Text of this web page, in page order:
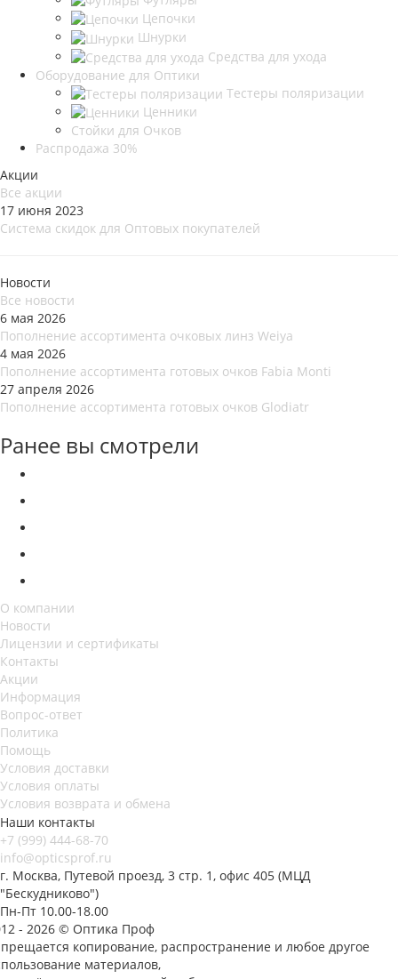
Цепочки
Шнурки
Средства для ухода
Оборудование для Оптики
Тестеры поляризации
Ценники
Стойки для Очков
Распродажа 30%
Акции
Все акции
17 июня 2023
Система скидок для Оптовых покупателей
Новости
Все новости
6 мая 2026
Пополнение ассортимента очковых линз Weiya
4 мая 2026
Пополнение ассортимента готовых очков Fabia Monti
27 апреля 2026
Пополнение ассортимента готовых очков Glodiatr
Ранее вы смотрели
О компании
Новости
Лицензии и сертификаты
Контакты
Акции
Информация
Вопрос-ответ
Политика
Помощь
Условия доставки
Условия оплаты
Условия возврата и обмена
Наши контакты
+7 (999) 444-68-70
info@opticsprof.ru
г. Москва, Путевой проезд, 3 стр. 1, офис 405 (МЦД
"Бескудниково")
Пн-Пт 10.00-18.00
- 2026 © Оптика Проф
копирование, распространение и любое другое
материалов,